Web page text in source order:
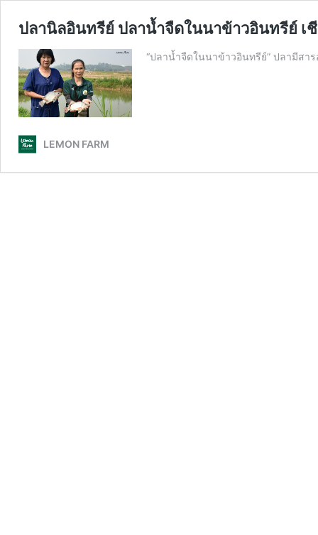
ปลานิลอินทรีย์ ปลานํ้าจืดในนาข้าวอินทรีย์ เ
“ปลานํ้าจืดในนาข้าวอินทรีย์” ปลามีสา
LEMON FARM